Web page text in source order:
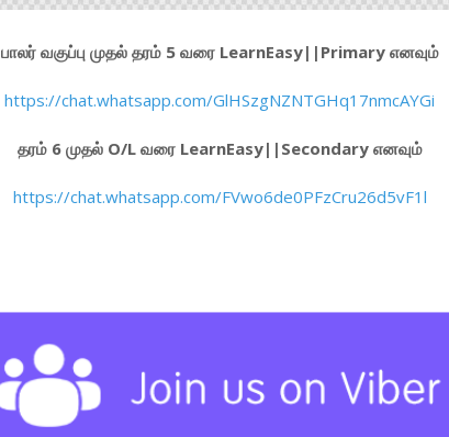
பாலர் வகுப்பு முதல் தரம் 5 வரை LearnEasy||Primary எனவும்
https://chat.whatsapp.com/GlHSzgNZNTGHq17nmcAYGi
தரம் 6 முதல் O/L வரை LearnEasy||Secondary எனவும்
https://chat.whatsapp.com/FVwo6de0PFzCru26d5vF1l